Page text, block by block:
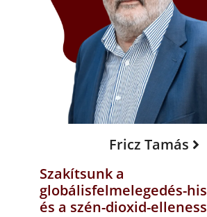
Fricz Tamás
Szakítsunk a
globálisfelmelegedés-
és a szén-dioxid-